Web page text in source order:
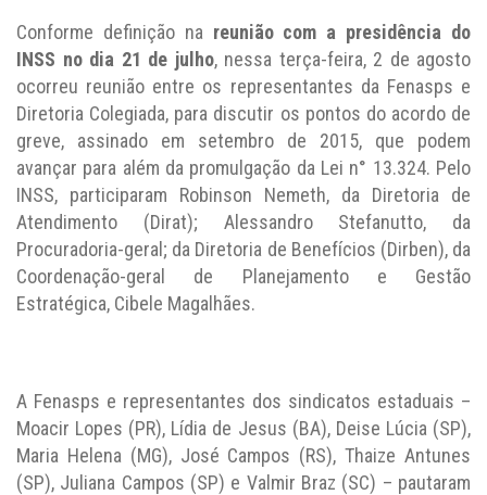
Conforme definição na reunião com a presidência do
INSS no dia 21 de julho, nessa terça-feira, 2 de agosto
ocorreu reunião entre os representantes da Fenasps e
Diretoria Colegiada, para discutir os pontos do acordo de
greve, assinado em setembro de 2015, que podem
avançar para além da promulgação da Lei n° 13.324. Pelo
INSS, participaram Robinson Nemeth, da Diretoria de
Atendimento (Dirat); Alessandro Stefanutto, da
Procuradoria-geral; da Diretoria de Benefícios (Dirben), da
Coordenação-geral de Planejamento e Gestão
Estratégica, Cibele Magalhães.
A Fenasps e representantes dos sindicatos estaduais –
Moacir Lopes (PR), Lídia de Jesus (BA), Deise Lúcia (SP),
Maria Helena (MG), José Campos (RS), Thaize Antunes
(SP), Juliana Campos (SP) e Valmir Braz (SC) – pautaram